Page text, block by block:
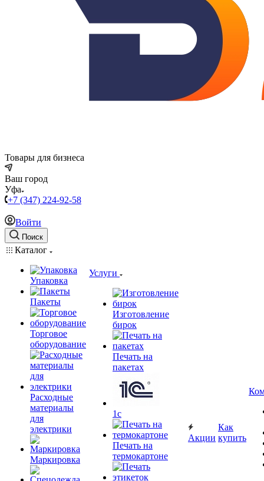
Товары для бизнеса
Ваш город
Уфа
+7 (347) 224-92-58
Войти
Поиск
Каталог
Упаковка
Пакеты
Торговое
оборудование
Расходные
материалы
для
электрики
Маркировка
Услуги
Изготовление
бирок
Печать на
пакетах
1c
Печать на
термокартоне
Акции
Как
купить